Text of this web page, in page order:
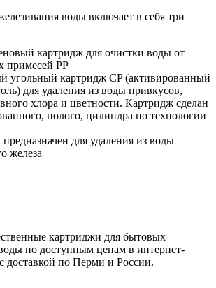
воды включает в себя три
картридж для очистки воды от
примесей PP
угольный картридж CP (активированный
для удаления из воды привкусов,
хлора и цветности. Картридж сделан
полого, цилиндра по технологии
для удаления из воды
железа
картриджи для бытовых
по доступным ценам в интернет-
по Перми и России.